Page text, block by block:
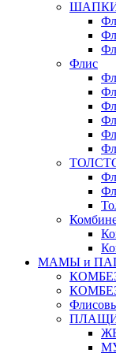
Флис
МАМЫ и
ПЛАЩИ